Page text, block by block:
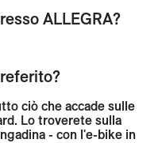
ALLEGRA?
ciò che accade sulle
Lo troverete sulla
- con l'e-bike in